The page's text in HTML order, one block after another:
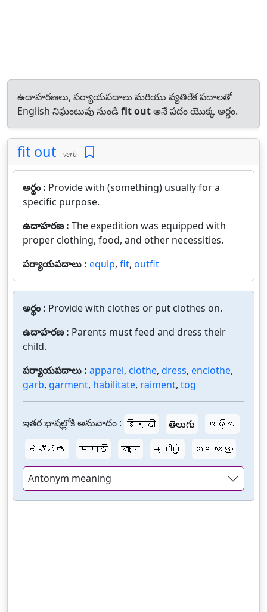
ఉదాహరణలు, పర్యాయపదాలు మరియు వ్యతిరేక పదాలతో
English నిఘంటువు నుండిfit outఅనే పదం యొక్క అర్థం.
fit out verb
అర్థం : Provide with (something) usually for a
specific purpose.
ఉదాహరణ : The expedition was equipped with
proper clothing, food, and other necessities.
పర్యాయపదాలు : equip, fit, outfit
అర్థం : Provide with clothes or put clothes on.
ఉదాహరణ : Parents must feed and dress their
child.
పర్యాయపదాలు : apparel, clothe, dress, enclothe,
garb, garment, habilitate, raiment, tog
ఇతర భాషల్లోకి అనువాదం : हिन्दी తెలుగు
ଓଡ଼ିଆ
ಕನ್ನಡ
मराठी বাংলা தமிழ் മലയാളം
Antonym meaning